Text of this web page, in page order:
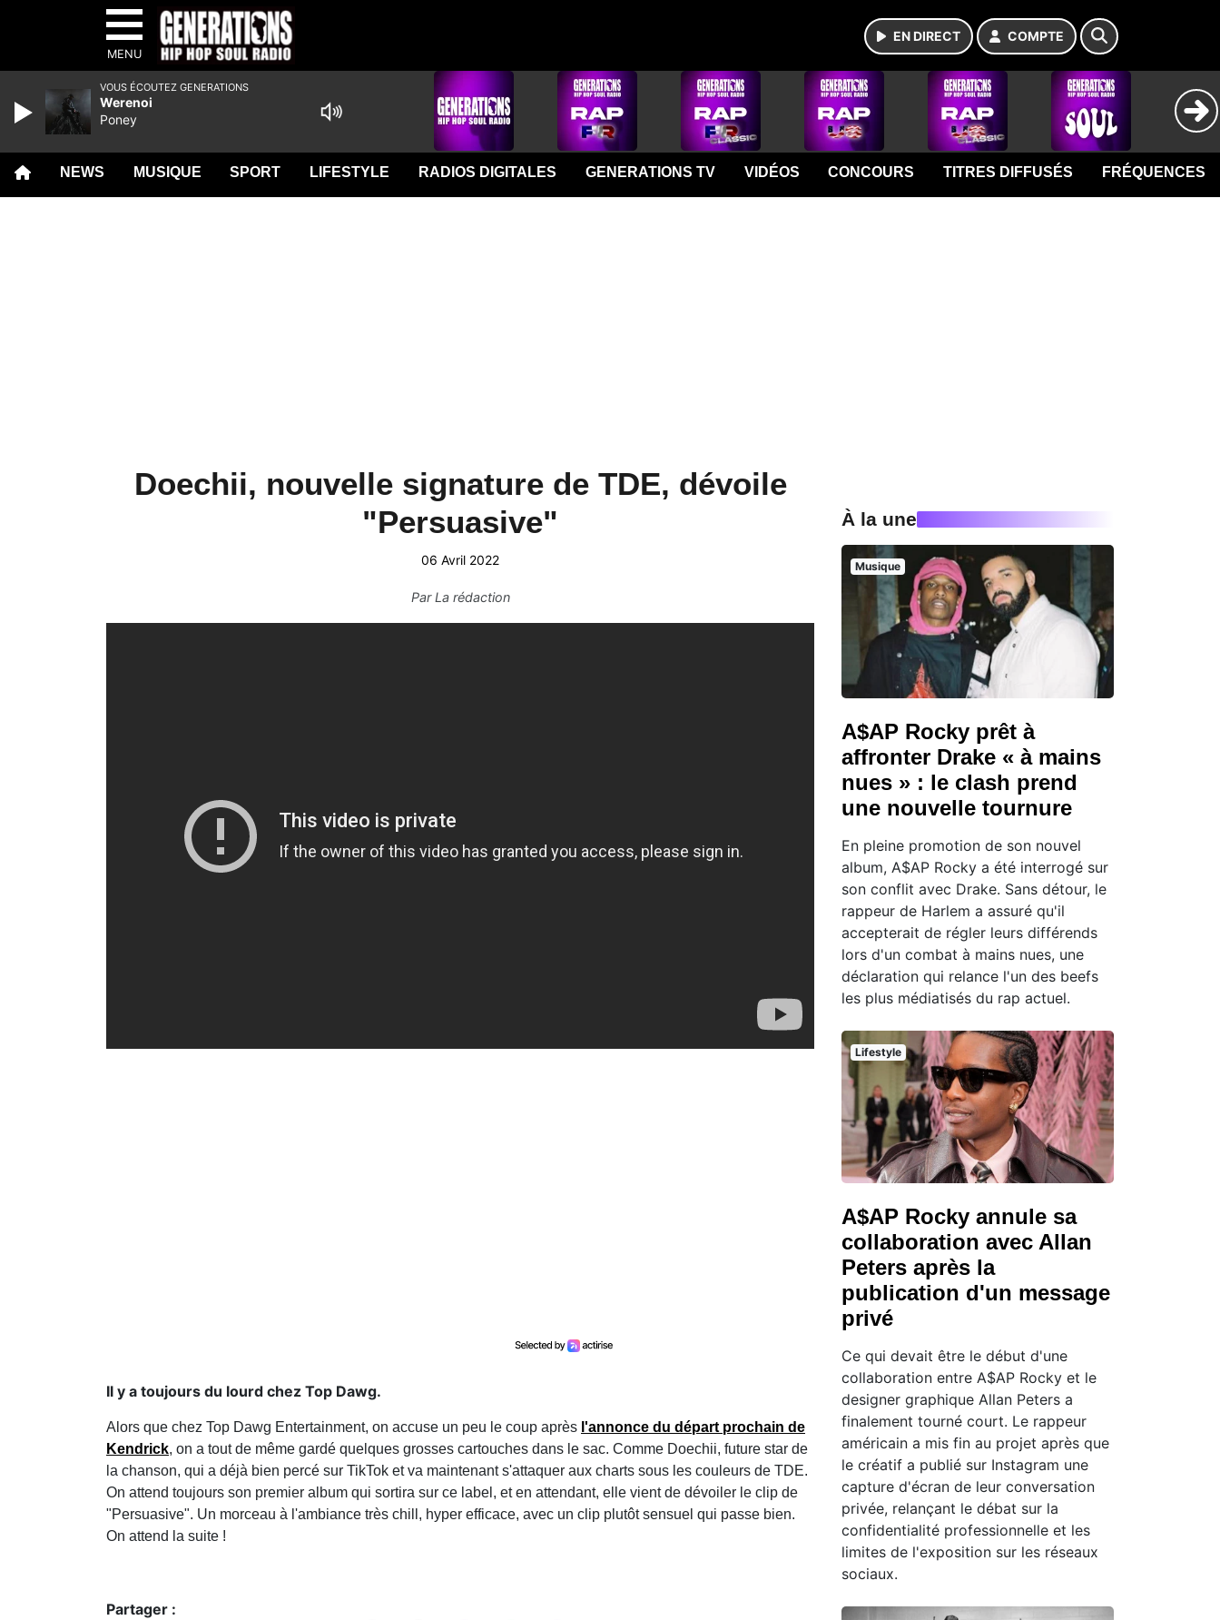
MENU
EN DIRECT COMPTE
NEWS MUSIQUE SPORT LIFESTYLE RADIOS DIGITALES GENERATIONS TV VIDÉOS CONCOURS TITRES DIFFUSÉS FRÉQUENCES
Doechii, nouvelle signature de TDE, dévoile
"Persuasive"
06 Avril 2022
ParLa rédaction
Il y a toujours du lourd chez Top Dawg.
Alors que chez Top Dawg Entertainment, on accuse un peu le coup après l'annonce du départ prochain de
Kendrick, on a tout de même gardé quelques grosses cartouches dans le sac. Comme Doechii, future star de
la chanson, qui a déjà bien percé sur TikTok et va maintenant s'attaquer aux charts sous les couleurs de TDE.
On attend toujours son premier album qui sortira sur ce label, et en attendant, elle vient de dévoiler le clip de
"Persuasive". Un morceau à l'ambiance très chill, hyper efficace, avec un clip plutôt sensuel qui passe bien.
On attend la suite !
Partager :
À la une
Musique
A$AP Rocky prêt à
affronter Drake « à mains
nues » : le clash prend
une nouvelle tournure
En pleine promotion de son nouvel
album, A$AP Rocky a été interrogé sur
son conflit avec Drake. Sans détour, le
rappeur de Harlem a assuré qu'il
accepterait de régler leurs différends
lors d'un combat à mains nues, une
déclaration qui relance l'un des beefs
les plus médiatisés du rap actuel.
Lifestyle
A$AP Rocky annule sa
collaboration avec Allan
Peters après la
publication d'un message
privé
Ce qui devait être le début d'une
collaboration entre A$AP Rocky et le
designer graphique Allan Peters a
finalement tourné court. Le rappeur
américain a mis fin au projet après que
le créatif a publié sur Instagram une
capture d'écran de leur conversation
privée, relançant le débat sur la
confidentialité professionnelle et les
limites de l'exposition sur les réseaux
sociaux.
VOUS ÉCOUTEZ GENERATIONS
Werenoi
Poney